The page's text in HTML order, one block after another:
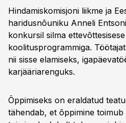
Hindamiskomisjoni liikme ja
haridusnõuniku Anneli
konkursil silma
koolitusprogrammiga.
nii sisse elamiseks,
karjääriarenguks.
Õppimiseks on eraldatud
tähendab, et õppimine